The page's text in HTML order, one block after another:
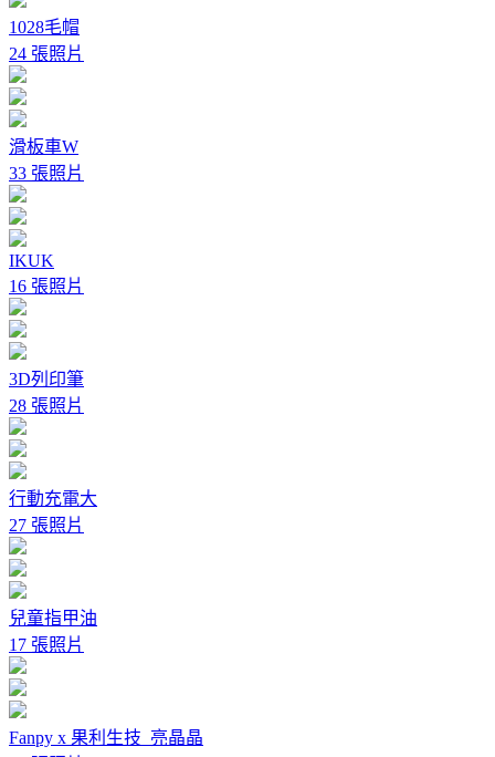
1028毛帽
24 張照片
滑板車W
33 張照片
IKUK
16 張照片
3D列印筆
28 張照片
行動充電大
27 張照片
兒童指甲油
17 張照片
Fanpy x 果利生技_亮晶晶